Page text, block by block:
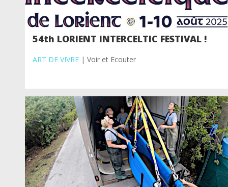
54th LORIENT INTERCELTIC FESTIVAL !
ART DE VIVRE| Voir et Ecouter